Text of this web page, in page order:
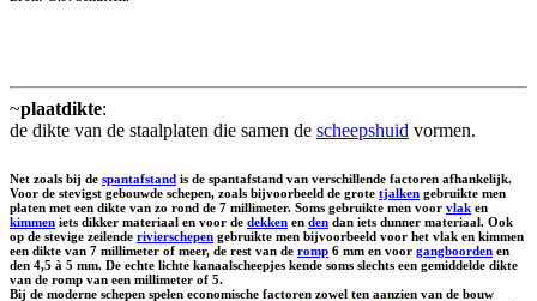
~plaatdikte:
de dikte van de staalplaten die samen de scheepshuid vormen.
Net zoals bij de spantafstand is de spantafstand van verschillende factoren afhankelijk.
Voor de stevigst gebouwde schepen, zoals bijvoorbeeld de grote tjalken gebruikte men
platen met een dikte van zo rond de 7 millimeter. Soms gebruikte men voor vlak en
kimmen iets dikker materiaal en voor de dekken en den dan iets dunner materiaal. Ook
op de stevige zeilende rivierschepen gebruikte men bijvoorbeeld voor het vlak en kimmen
een dikte van 7 millimeter of meer, de rest van de romp 6 mm en voor gangboorden en
den 4,5 à 5 mm. De echte lichte kanaalscheepjes kende soms slechts een gemiddelde dikte
van de romp van een millimeter of 5.
Bij de moderne schepen spelen economische factoren zowel ten aanzien van de bouw